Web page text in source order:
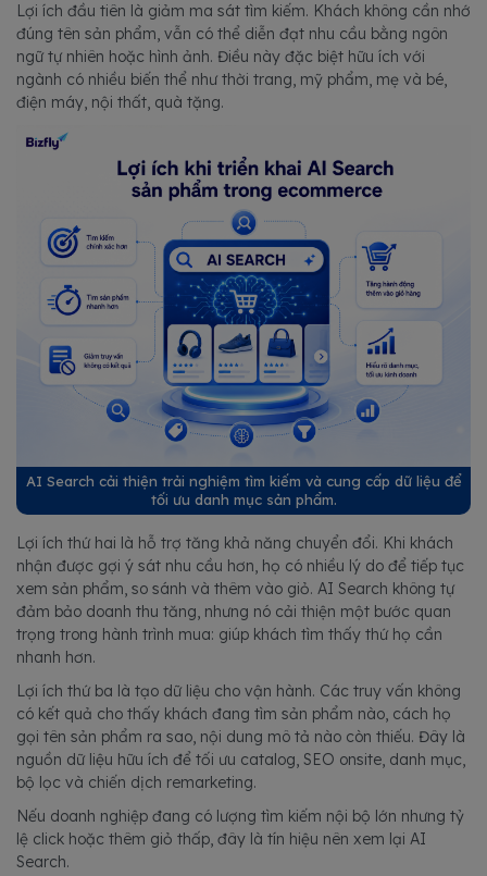
Lợi ích đầu tiên là giảm ma sát tìm kiếm. Khách không cần nhớ
đúng tên sản phẩm, vẫn có thể diễn đạt nhu cầu bằng ngôn
ngữ tự nhiên hoặc hình ảnh. Điều này đặc biệt hữu ích với
ngành có nhiều biến thể như thời trang, mỹ phẩm, mẹ và bé,
điện máy, nội thất, quà tặng.
AI Search cải thiện trải nghiệm tìm kiếm và cung cấp dữ liệu để
tối ưu danh mục sản phẩm.
Lợi ích thứ hai là hỗ trợ tăng khả năng chuyển đổi. Khi khách
nhận được gợi ý sát nhu cầu hơn, họ có nhiều lý do để tiếp tục
xem sản phẩm, so sánh và thêm vào giỏ. AI Search không tự
đảm bảo doanh thu tăng, nhưng nó cải thiện một bước quan
trọng trong hành trình mua: giúp khách tìm thấy thứ họ cần
nhanh hơn.
Lợi ích thứ ba là tạo dữ liệu cho vận hành. Các truy vấn không
có kết quả cho thấy khách đang tìm sản phẩm nào, cách họ
gọi tên sản phẩm ra sao, nội dung mô tả nào còn thiếu. Đây là
nguồn dữ liệu hữu ích để tối ưu catalog, SEO onsite, danh mục,
bộ lọc và chiến dịch remarketing.
Nếu doanh nghiệp đang có lượng tìm kiếm nội bộ lớn nhưng tỷ
lệ click hoặc thêm giỏ thấp, đây là tín hiệu nên xem lại AI
Search.